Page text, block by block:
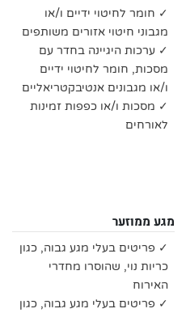
✓ חומר לחיטוי ידיים ו/או
מגבוני חיטוי אזורים משותפים
✓ ערכות היגיינה בחדר עם
מסכות, חומר לחיטוי ידיים
ו/או מגבונים אנטיבקטריאליים
✓ מסכות ו/או כפפות זמינות
לאורחים
מגע ממוזער
✓ פריטים בעלי מגע גבוה, כגון
כריות נוי, שהוסרו מחדרי
האירוח
✓ פריטים בעלי מגע גבוה, כגון